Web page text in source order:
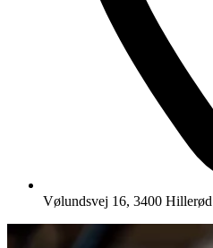
Vølundsvej 16, 3400 Hillerød